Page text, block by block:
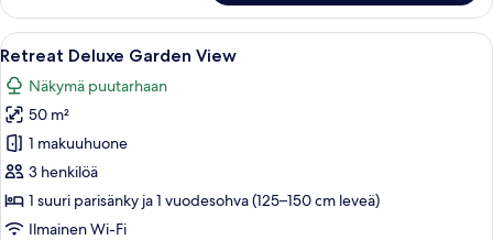
Only,
Deluxe
Ocean
Avaa
kaikki
huonetyypin
Retreat
Deluxe
Garden
View
kuvat
Pihalla on terassi, jossa on kaksi
8
Retreat Deluxe Garden View
Näkymä puutarhaan
50 m²
1 makuuhuone
3 henkilöä
1 suuri parisänky ja 1 vuodesohva (125–150 cm leveä)
Ilmainen Wi-Fi